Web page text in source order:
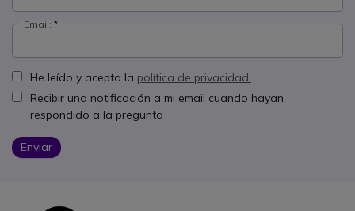
Email:
He leído y acepto la política de privacidad.
Recibir una notificación a mi email cuando hayan
respondido a la pregunta
Enviar